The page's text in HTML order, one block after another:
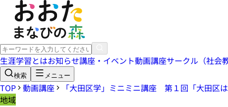
生涯学習とはお知らせ講座・イベント動画講座サークル（社会
検索 メニュー
TOP 動画講座
「大田区学」ミニミニ講座 第１回「大田区は
地域